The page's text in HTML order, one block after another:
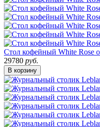
Стол кофейный White Rose
29780 руб.
В корзину